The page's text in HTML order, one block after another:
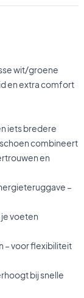
wit/groene
en extra comfort
iets bredere
combineert
en
–
voeten
– voor flexibiliteit
bij snelle